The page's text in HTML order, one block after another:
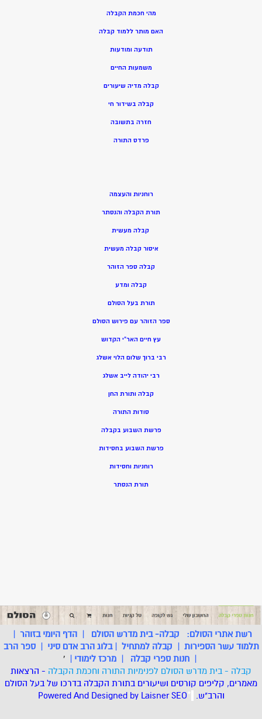
מהי חכמת הקבלה
האם מותר ללמוד קבלה
תודעה ומודעות
משמעות החיים
קבלה מדיה שיעורים
קבלה בשידור חי
חזרה בתשובה
פרדס התורה
רוחניות והעצמה
תורת הקבלה והנסתר
קבלה מעשית
איסור קבלה מעשית
קבלה ספר הזוהר
קבלה ומדע
תורת בעל הסולם
ספר הזוהר עם פירוש הסולם
עץ חיים האר”י הקדוש
רבי ברוך שלום הלוי אשלג
רבי יהודה לייב אשלג
קבלה ותורת החן
סודות התורה
פרשת השבוע בקבלה
פרשת השבוע בחסידות
רוחניות וחסידות
תורת הנסתר
רשת אתרי הסולם: קבלה- בית מדרש הסולם |הדף היומי בזוהר |
תלמוד עשר הספירות | קבלה למתחיל |בלוג הרב אדם סיני |ספר הרב
| חנות ספרי קבלה | מרכז לימודי |
'
קבלה - בית מדרש הסולם לפנימיות התורה וחכמת הקבלה - הרצאות
מאמרים, קליפים קורסים ושיעורים בתורת הקבלה בדרכו של בעל הסולם
והרב"ש. *
Powered And Designed by LaisnerSEO